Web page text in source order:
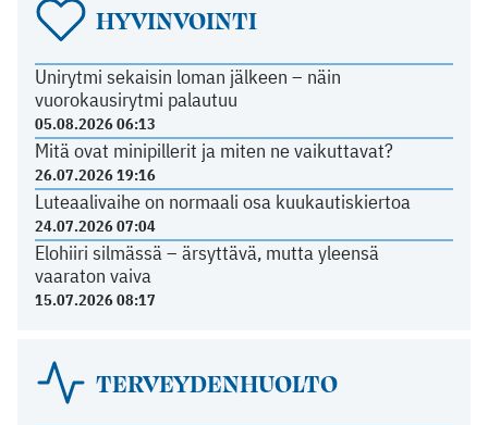
HYVINVOINTI
Unirytmi sekaisin loman jälkeen – näin
vuorokausirytmi palautuu
05.08.2026 06:13
Mitä ovat minipillerit ja miten ne vaikuttavat?
26.07.2026 19:16
Luteaalivaihe on normaali osa kuukautiskiertoa
24.07.2026 07:04
Elohiiri silmässä – ärsyttävä, mutta yleensä
vaaraton vaiva
15.07.2026 08:17
TERVEYDENHUOLTO